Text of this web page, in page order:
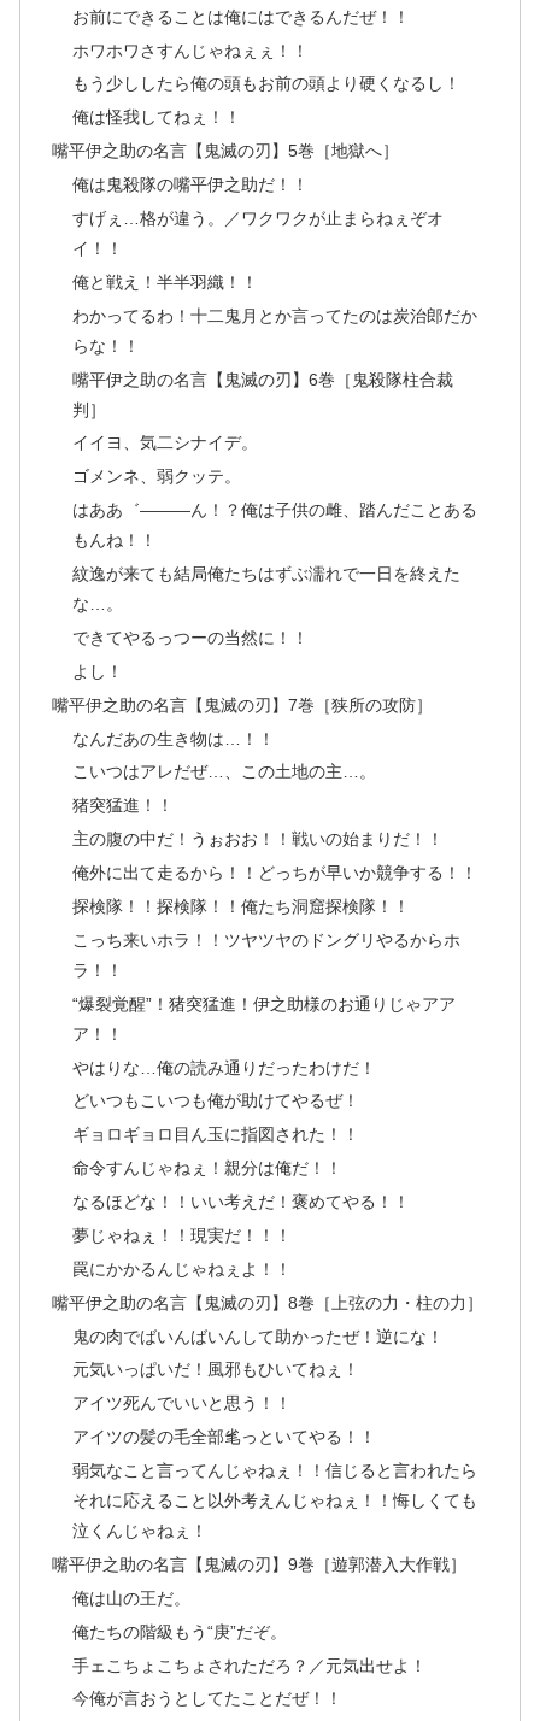
お前にできることは俺にはできるんだぜ！！
ホワホワさすんじゃねぇぇ！！
もう少ししたら俺の頭もお前の頭より硬くなるし！
俺は怪我してねぇ！！
嘴平伊之助の名言【鬼滅の刃】5巻［地獄へ］
俺は鬼殺隊の嘴平伊之助だ！！
すげぇ…格が違う。／ワクワクが止まらねぇぞオ
イ！！
俺と戦え！半半羽織！！
わかってるわ！十二鬼月とか言ってたのは炭治郎だか
らな！！
嘴平伊之助の名言【鬼滅の刃】6巻［鬼殺隊柱合裁
判］
イイヨ、気二シナイデ。
ゴメンネ、弱クッテ。
はああ゛―――ん！？俺は子供の雌、踏んだことある
もんね！！
紋逸が来ても結局俺たちはずぶ濡れで一日を終えた
な…。
できてやるっつーの当然に！！
よし！
嘴平伊之助の名言【鬼滅の刃】7巻［狭所の攻防］
なんだあの生き物は…！！
こいつはアレだぜ…、この土地の主…。
猪突猛進！！
主の腹の中だ！うぉおお！！戦いの始まりだ！！
俺外に出て走るから！！どっちが早いか競争する！！
探検隊！！探検隊！！俺たち洞窟探検隊！！
こっち来いホラ！！ツヤツヤのドングリやるからホ
ラ！！
“爆裂覚醒”！猪突猛進！伊之助様のお通りじゃアア
ア！！
やはりな…俺の読み通りだったわけだ！
どいつもこいつも俺が助けてやるぜ！
ギョロギョロ目ん玉に指図された！！
命令すんじゃねぇ！親分は俺だ！！
なるほどな！！いい考えだ！褒めてやる！！
夢じゃねぇ！！現実だ！！！
罠にかかるんじゃねぇよ！！
嘴平伊之助の名言【鬼滅の刃】8巻［上弦の力・柱の力］
鬼の肉でばいんばいんして助かったぜ！逆にな！
元気いっぱいだ！風邪もひいてねぇ！
アイツ死んでいいと思う！！
アイツの髪の毛全部毟っといてやる！！
弱気なこと言ってんじゃねぇ！！信じると言われたら
それに応えること以外考えんじゃねぇ！！悔しくても
泣くんじゃねぇ！
嘴平伊之助の名言【鬼滅の刃】9巻［遊郭潜入大作戦］
俺は山の王だ。
俺たちの階級もう“庚”だぞ。
手ェこちょこちょされただろ？／元気出せよ！
今俺が言おうとしてたことだぜ！！